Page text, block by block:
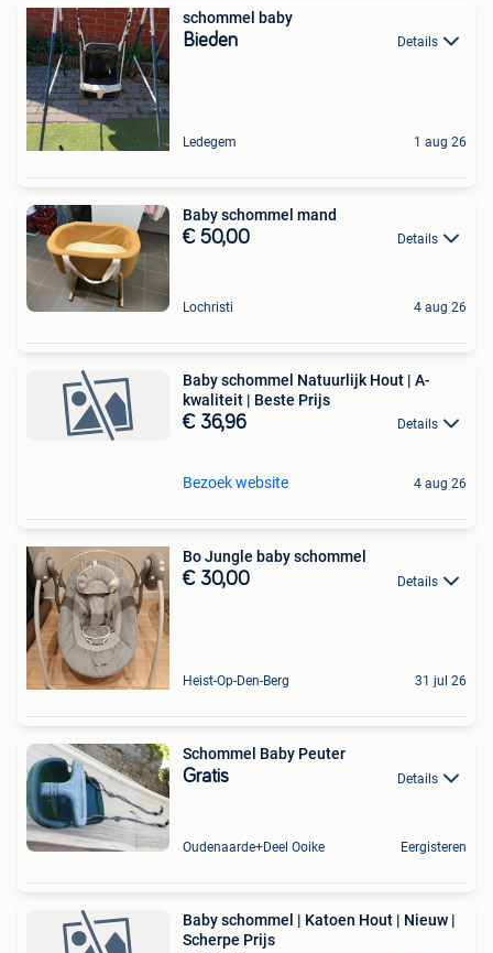
schommel baby
Bieden Details
Ledegem 1 aug 26
Baby schommel mand
€ 50,00 Details
Lochristi 4 aug 26
Baby schommel Natuurlijk Hout | A-
kwaliteit | Beste Prijs
€ 36,96 Details
Bezoek website 4 aug 26
Bo Jungle baby schommel
€ 30,00 Details
Heist-Op-Den-Berg 31 jul 26
Schommel Baby Peuter
Gratis Details
Oudenaarde+Deel Ooike Eergisteren
Baby schommel | Katoen Hout | Nieuw |
Scherpe Prijs